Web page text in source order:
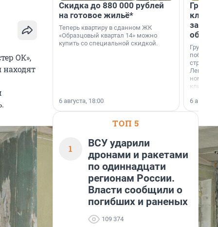
ОК»,
Скидка до 880 000 рублей
на готовое жильё*
Теперь квартиру в сданном ЖК
«Образцовый квартал 14» можно
купить со специальной скидкой.
6 августа, 18:00
Группа
области».
6
ТОП 5
1
ВСУ ударили
дронами и ракетами
по одиннадцати
регионам России.
Власти сообщили о
погибших и раненых
109 374